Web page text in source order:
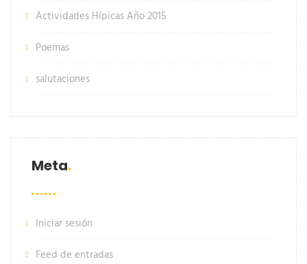
Actividades Hípicas Año 2015
Poemas
salutaciones
Meta
Iniciar sesión
Feed de entradas